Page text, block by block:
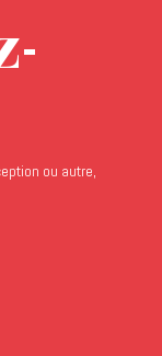
ou autre,